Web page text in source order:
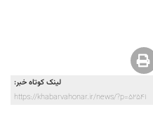
لینک کوتاه خبر:
https://khabarvahonar.ir/news/?p=52541